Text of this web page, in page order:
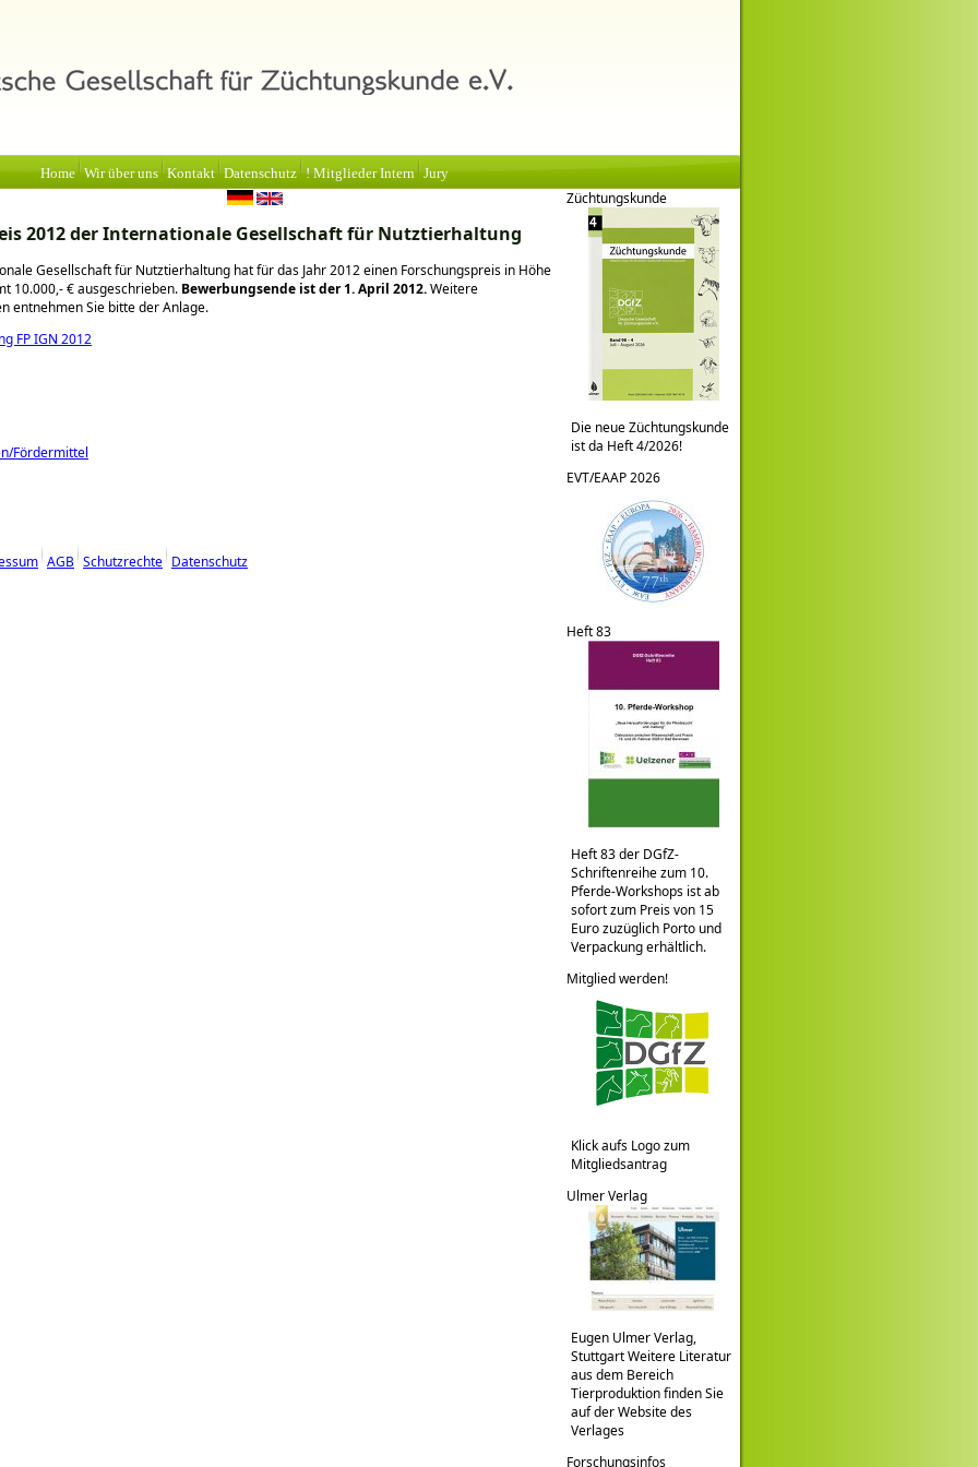
Home Wir über uns Kontakt Datenschutz ! Mitglieder Intern Jury
2012 der Internationale Gesellschaft für Nutztierhaltung
Gesellschaft für Nutztierhaltung hat für das Jahr 2012 einen Forschungspreis in Höhe
10.000,- € ausgeschrieben. Bewerbungsende ist der 1. April 2012.Weitere
entnehmen Sie bitte der Anlage.
FP IGN 2012
Fördermittel
AGB Schutzrechte Datenschutz
Züchtungskunde
Die neue Züchtungskunde
ist da Heft 4/2026!
EVT/EAAP 2026
Heft 83
Heft 83 der DGfZ-
Schriftenreihe zum 10.
Pferde-Workshops ist ab
sofort zum Preis von 15
Euro zuzüglich Porto und
Verpackung erhältlich.
Mitglied werden!
Klick aufs Logo zum
Mitgliedsantrag
Ulmer Verlag
Eugen Ulmer Verlag,
Stuttgart Weitere Literatur
aus dem Bereich
Tierproduktion finden Sie
auf der Website des
Verlages
Forschungsinfos